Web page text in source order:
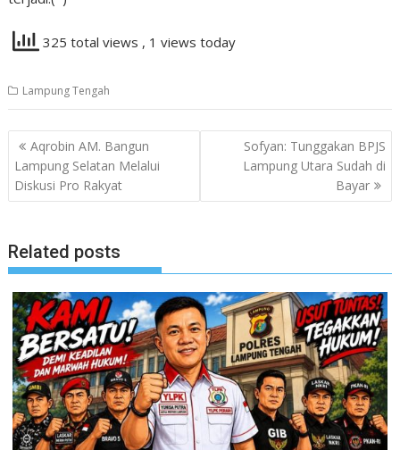
325 total views , 1 views today
Lampung Tengah
Navigasi
pos
Aqrobin AM. Bangun
Lampung Selatan Melalui
Diskusi Pro Rakyat
Sofyan: Tunggakan BPJS
Lampung Utara Sudah di
Bayar
Related posts